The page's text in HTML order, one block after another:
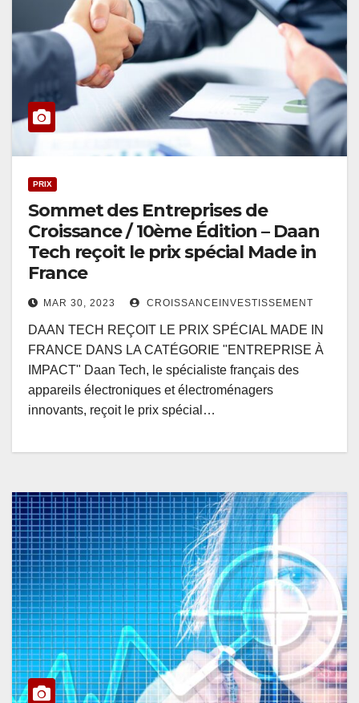
PRIX
Sommet des Entreprises de
Croissance / 10ème Édition – Daan
Tech reçoit le prix spécial Made in
France
MAR 30, 2023 CROISSANCEINVESTISSEMENT
DAAN TECH REÇOIT LE PRIX SPÉCIAL MADE IN
FRANCE DANS LA CATÉGORIE "ENTREPRISE À
IMPACT" Daan Tech, le spécialiste français des
appareils électroniques et électroménagers
innovants, reçoit le prix spécial…